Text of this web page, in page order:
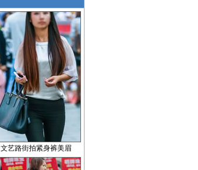
文艺路街拍紧身裤美眉